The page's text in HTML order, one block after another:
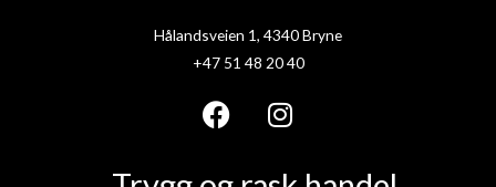
Hålandsveien 1, 4340 Bryne
+47 51 48 20 40
F
I
n